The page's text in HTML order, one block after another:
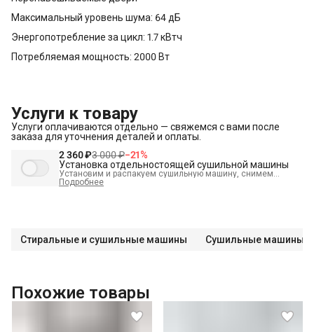
Максимальный уровень шума: 64 дБ
Энергопотребление за цикл: 1.7 кВтч
Потребляемая мощность: 2000 Вт
Услуги к товару
Услуги оплачиваются отдельно — свяжемся с вами после
заказа для уточнения деталей и оплаты.
2 360 ₽3 000 ₽−21%
Установка отдельностоящей сушильной машины
Установим и распакуем сушильную машину, снимем
транспортировочные болты, выставим по уровню и
подключим к электрике, вентиляции и канализации.
Проверка работоспособности
Демонстрация работы техники
Выезд мастера в административных пределах города (МСК
Подробнее
Стиральные и сушильные машины Сушильные машины
Похожие товары